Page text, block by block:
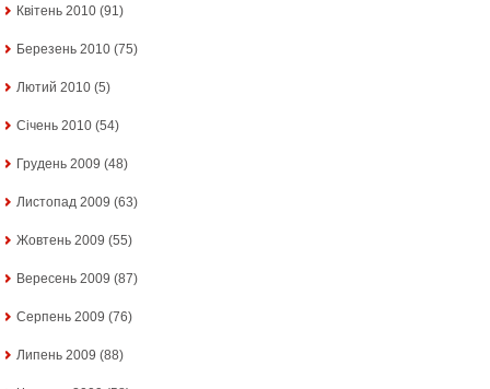
Квітень 2010 (91)
Березень 2010 (75)
Лютий 2010 (5)
Січень 2010 (54)
Грудень 2009 (48)
Листопад 2009 (63)
Жовтень 2009 (55)
Вересень 2009 (87)
Серпень 2009 (76)
Липень 2009 (88)